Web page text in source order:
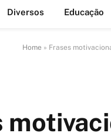
Diversos Educação
Home » Frases